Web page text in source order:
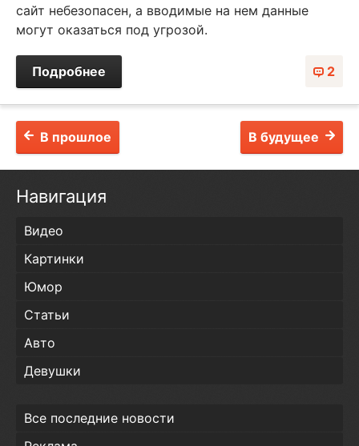
сайт небезопасен, а вводимые на нем данные
могут оказаться под угрозой.
2
Подробнее
В будущее
В прошлое
Навигация
Видео
Картинки
Юмор
Статьи
Авто
Девушки
Все последние новости